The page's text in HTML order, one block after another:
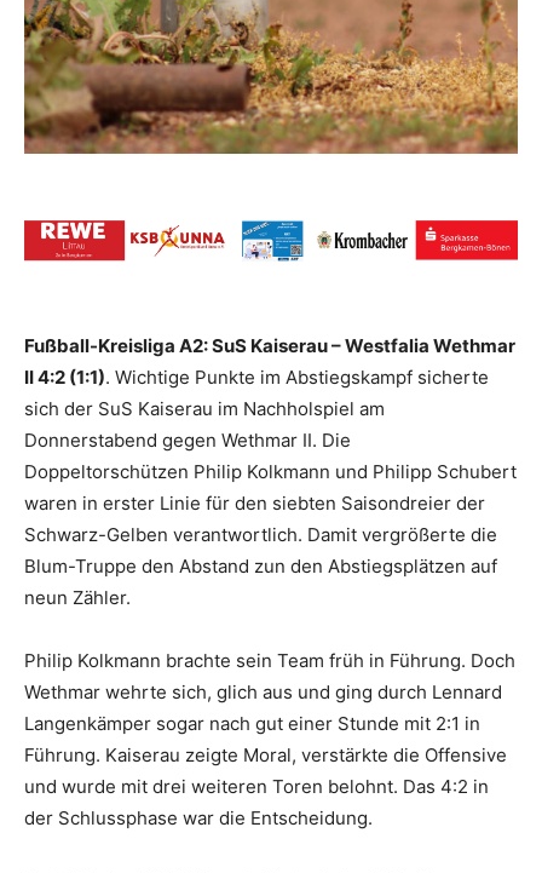
Fußball-Kreisliga A2: SuS Kaiserau – Westfalia Wethmar
II 4:2 (1:1). Wichtige Punkte im Abstiegskampf sicherte
sich der SuS Kaiserau im Nachholspiel am
Donnerstabend gegen Wethmar II. Die
Doppeltorschützen Philip Kolkmann und Philipp Schubert
waren in erster Linie für den siebten Saisondreier der
Schwarz-Gelben verantwortlich. Damit vergrößerte die
Blum-Truppe den Abstand zun den Abstiegsplätzen auf
neun Zähler.
Philip Kolkmann brachte sein Team früh in Führung. Doch
Wethmar wehrte sich, glich aus und ging durch Lennard
Langenkämper sogar nach gut einer Stunde mit 2:1 in
Führung. Kaiserau zeigte Moral, verstärkte die Offensive
und wurde mit drei weiteren Toren belohnt. Das 4:2 in
der Schlussphase war die Entscheidung.